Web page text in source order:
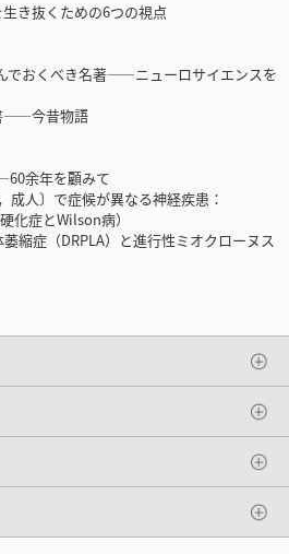
き抜くための6つの視点
でおくべき名著――ニューロサイエンスを
――今昔物語
余年を顧みて
人〕で症候が異なる神経疾患：
化症とWilson病）
縮症（DRPLA）と進行性ミオクローヌス